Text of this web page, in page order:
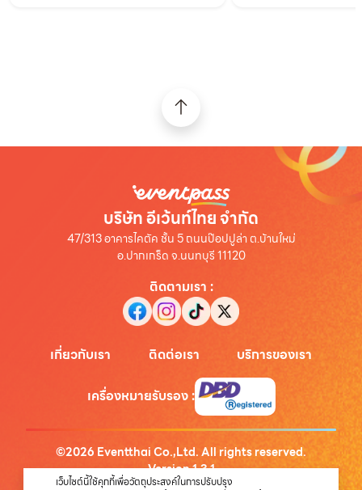
บริษัท อีเว้นท์ไทย จำกัด
47/313 อาคารไคตัค ชั้น 5 ถนนป๊อปปูล่า ต.บ้านใหม่
อ.ปากเกร็ด จ.นนทบุรี 11120
ติดตามเรา :
เกี่ยวกับเรา ติดต่อเรา บริการของเรา
เครื่องหมายรับรอง:
©2026 Eventthai Co.,Ltd. All rights reserved.
Version1.3.1
เว็บไซต์นี้ใช้คุกกี้เพื่อวัตถุประสงค์ในการปรับปรุง